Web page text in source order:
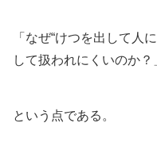
「なぜ“けつを出して人
して扱われにくいのか？
という点である。